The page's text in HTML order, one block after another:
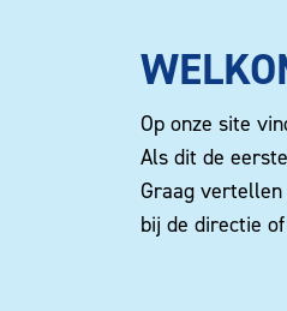
Op onze site
Als dit de
Graag
bij de directie